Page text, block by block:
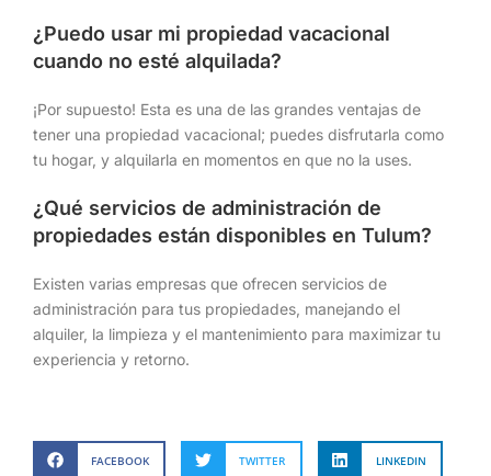
¿Puedo usar mi propiedad vacacional
cuando no esté alquilada?
¡Por supuesto! Esta es una de las grandes ventajas de
tener una propiedad vacacional; puedes disfrutarla como
tu hogar, y alquilarla en momentos en que no la uses.
¿Qué servicios de administración de
propiedades están disponibles en Tulum?
Existen varias empresas que ofrecen servicios de
administración para tus propiedades, manejando el
alquiler, la limpieza y el mantenimiento para maximizar tu
experiencia y retorno.
FACEBOOK TWITTER LINKEDIN